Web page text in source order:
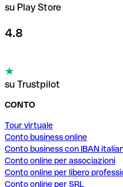
su Play Store
4.8
su Trustpilot
CONTO
Tour virtuale
Conto business online
Conto business con IBAN
Conto online per associazioni
Conto online per libero
Conto online per SRL